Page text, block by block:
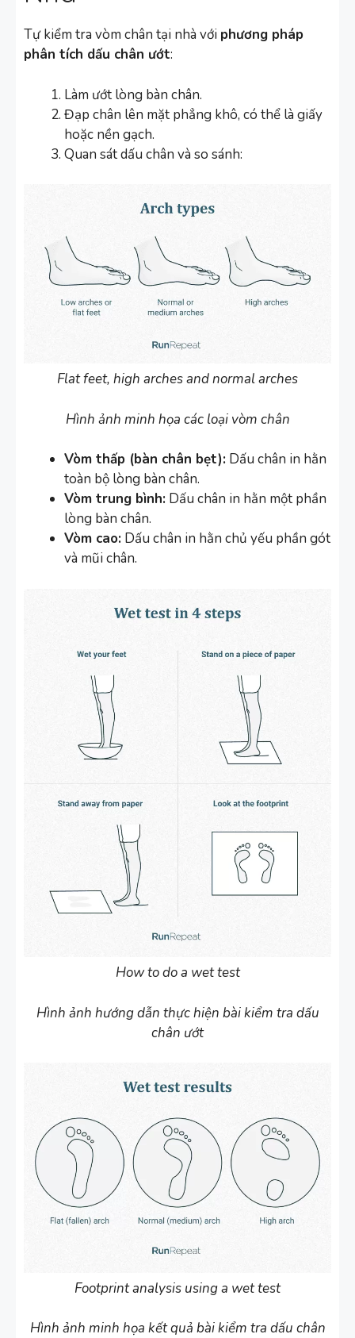
Tự kiểm tra vòm chân tại nhà với phương pháp
phân tích dấu chân ướt:
Làm ướt lòng bàn chân.
Đạp chân lên mặt phẳng khô, có thể là giấy
hoặc nền gạch.
Quan sát dấu chân và so sánh:
Flat feet, high arches and normal arches
Hình ảnh minh họa các loại vòm chân
Vòm thấp (bàn chân bẹt): Dấu chân in hằn
toàn bộ lòng bàn chân.
Vòm trung bình: Dấu chân in hằn một phần
lòng bàn chân.
Vòm cao: Dấu chân in hằn chủ yếu phần gót
và mũi chân.
How to do a wet test
Hình ảnh hướng dẫn thực hiện bài kiểm tra dấu
chân ướt
Footprint analysis using a wet test
Hình ảnh minh họa kết quả bài kiểm tra dấu chân